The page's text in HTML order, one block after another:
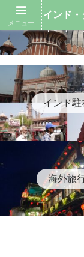
インド駐
海外旅
メニュー
インド